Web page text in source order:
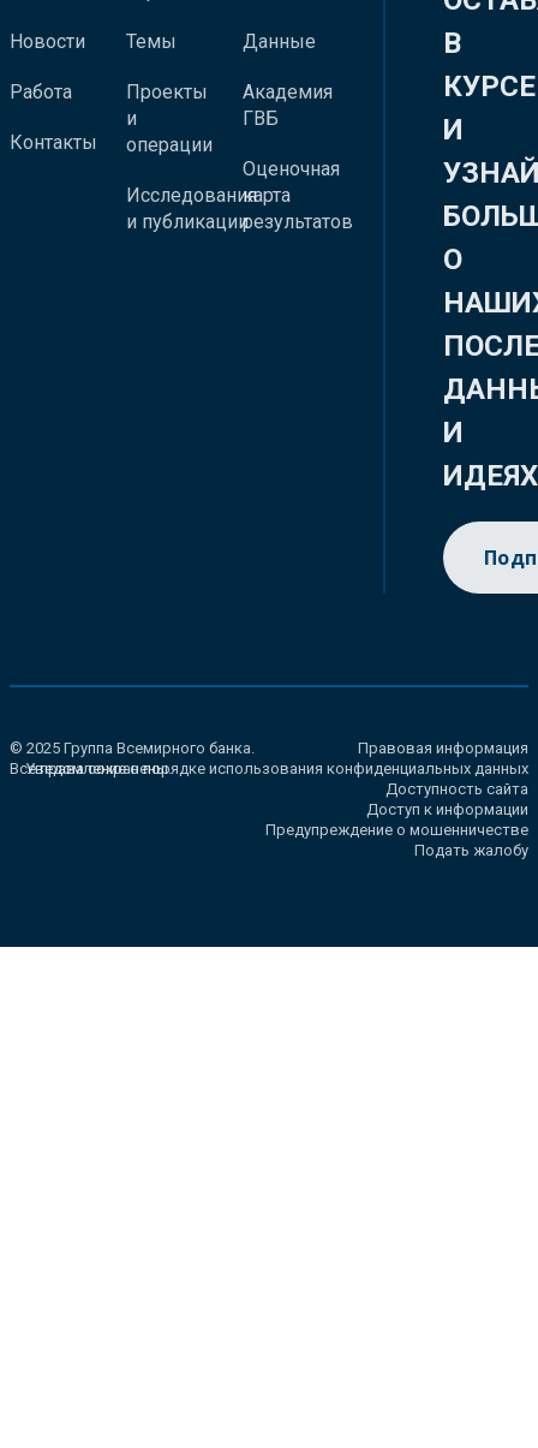
Новости
Работа
Контакты
Темы
Проекты
и
операции
Исследования
и публикации
Данные
Академия
ГВБ
Оценочная
карта
результатов
В
КУРСЕ
И
О
И
ИДЕЯХ
© 2025 Группа Всемирного банка.
Все права сохранены.
Правовая информация
Уведомление о порядке использования конфиденциальных данных
Доступность сайта
Доступ к информации
Предупреждение о мошенничестве
Подать жалобу